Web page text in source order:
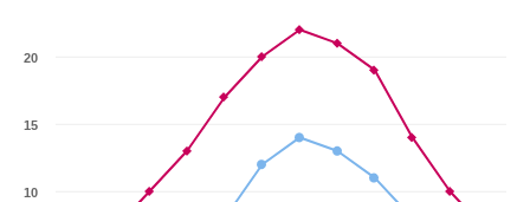
10
15
20